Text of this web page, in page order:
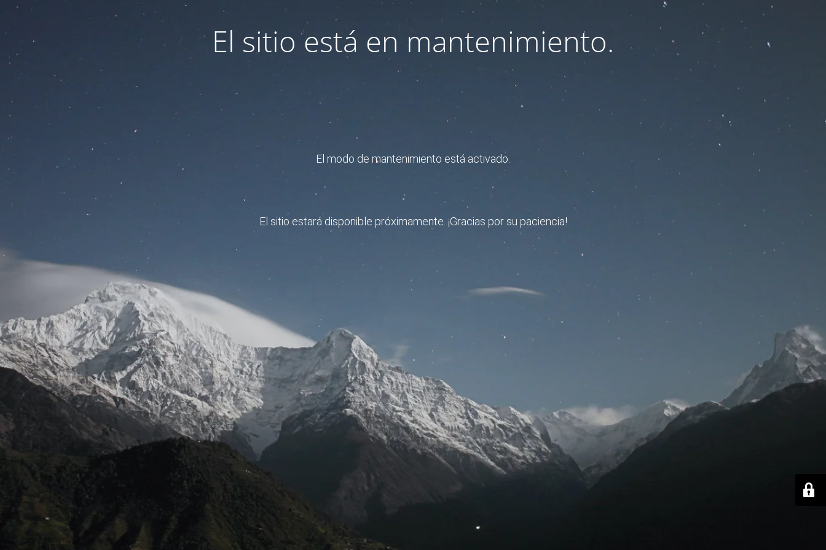
El sitio está en mantenimiento.
El modo de mantenimiento está activado.
El sitio estará disponible próximamente. ¡Gracias por su paciencia!